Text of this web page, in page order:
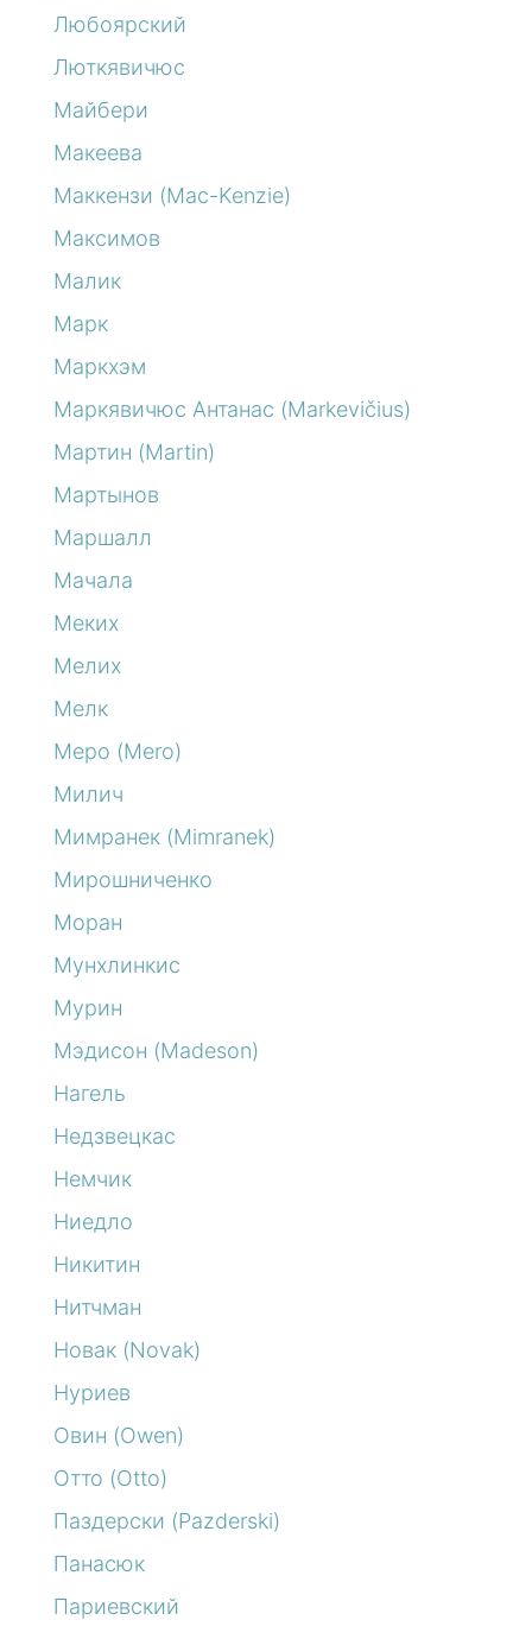
Любоярский
Люткявичюс
Майбери
Макеева
Маккензи (Mac-Kenzie)
Максимов
Малик
Марк
Маркхэм
Маркявичюс Антанас (Markevičius)
Мартин (Martin)
Мартынов
Маршалл
Мачала
Меких
Мелих
Мелк
Меро (Mero)
Милич
Мимранек (Mimranek)
Мирошниченко
Моран
Мунхлинкис
Мурин
Мэдисон (Madeson)
Нагель
Недзвецкас
Немчик
Ниедло
Никитин
Нитчман
Новак (Novak)
Нуриев
Овин (Owen)
Отто (Otto)
Паздерски (Pazderski)
Панасюк
Париевский